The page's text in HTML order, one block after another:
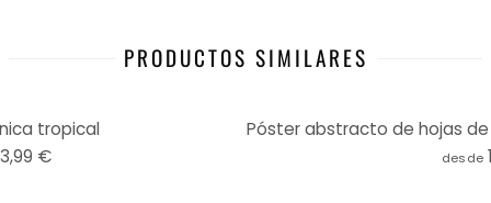
PRODUCTOS SIMILARES
tropical
€
Póster abstracto de hojas
desde